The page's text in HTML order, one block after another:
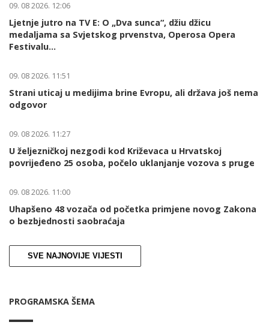
09. 08 2026. 12:06
Ljetnje jutro na TV E: O „Dva sunca“, džiu džicu
medaljama sa Svjetskog prvenstva, Operosa Opera
Festivalu...
09. 08 2026. 11:51
Strani uticaj u medijima brine Evropu, ali država još nema
odgovor
09. 08 2026. 11:27
U željezničkoj nezgodi kod Križevaca u Hrvatskoj
povrijeđeno 25 osoba, počelo uklanjanje vozova s pruge
09. 08 2026. 11:00
Uhapšeno 48 vozača od početka primjene novog Zakona
o bezbjednosti saobraćaja
SVE NAJNOVIJE VIJESTI
PROGRAMSKA ŠEMA